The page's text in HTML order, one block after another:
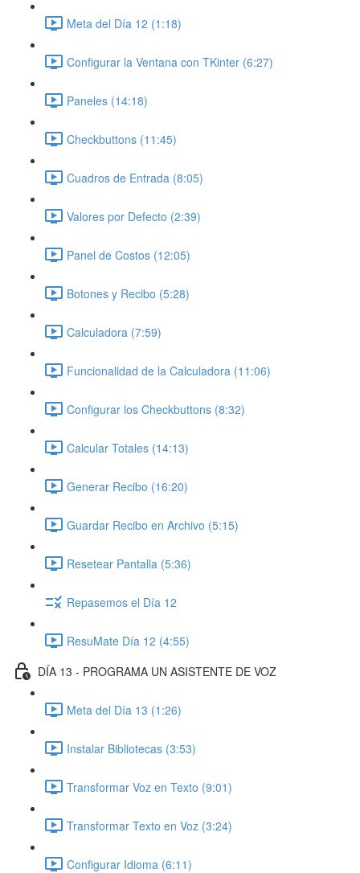
Meta del Día 12 (1:18)
Configurar la Ventana con TKinter (6:27)
Paneles (14:18)
Checkbuttons (11:45)
Cuadros de Entrada (8:05)
Valores por Defecto (2:39)
Panel de Costos (12:05)
Botones y Recibo (5:28)
Calculadora (7:59)
Funcionalidad de la Calculadora (11:06)
Configurar los Checkbuttons (8:32)
Calcular Totales (14:13)
Generar Recibo (16:20)
Guardar Recibo en Archivo (5:15)
Resetear Pantalla (5:36)
Repasemos el Día 12
ResuMate Día 12 (4:55)
DÍA 13 - PROGRAMA UN ASISTENTE DE VOZ
Meta del Día 13 (1:26)
Instalar Bibliotecas (3:53)
Transformar Voz en Texto (9:01)
Transformar Texto en Voz (3:24)
Configurar Idioma (6:11)